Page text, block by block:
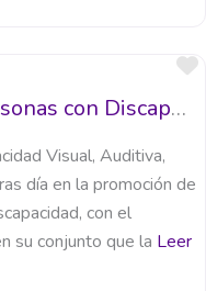
ADIVIA – Asociación de Personas con Discapacidad Visual, Auditiva, Física y Psíquica
Visual, Auditiva,
día en la promoción de
con el
su conjunto que la Leer